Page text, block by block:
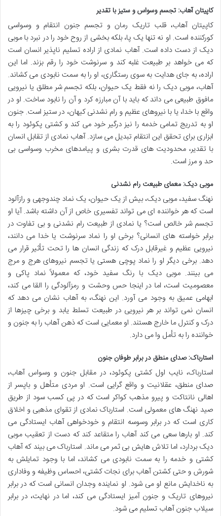
کاپیتان آهاب: تجسم وسواس و ستیز با تقدیر
کاپیتان آهاب، قلب تاریک رمان و تجسم جنون انتقام و وسواسی
کورکننده است. او نه تنها یک پا، بلکه بخشی از روح خود را در نبرد با موبی
دیک از دست داده است. آهاب نمادی از اراده تسلیم ناپذیر انسان است
که می خواهد بر طبیعت غلبه کند و سرنوشت خود را رقم بزند. اما این
اراده، به جای هدایت به سوی رستگاری، او را به سمت نابودی می کشاند.
آهاب، موبی دیک را نه فقط یک حیوان، بلکه تجسم شر مطلق یا نیرویی
مافوق طبیعی می داند که باید با آن مبارزه کرد و آن را نابود ساخت. او در
واقع با خدا، یا با نیروهای عظیم و رام نشدنی کیهان، در ستیز است. جنون
او به تدریج تمامی خدمه را نیز درگیر خود می کند و کشتی پکوئود را به
ابزاری برای تحقق این انتقام تبدیل می سازد. آهاب نمادی از تقابل انسان
با تقدیر، محدودیت های قدرت بشری و پیامدهای مخرب وسواسی بی
حد و مرز است.
موبی دیک: معمای طبیعت رام نشدنی
نهنگ سفید، موبی دیک، بیش از یک حیوان، یک نماد چندوجهی و رازآلود
است که هر خواننده ای می تواند تفسیری خاص از آن داشته باشد. آیا او
تجسم شر خالص است؟ یا نمادی از طبیعت رام نشدنی و بی تفاوت در
برابر خواسته های انسانی؟ برخی او را نماد سرنوشت یا خدا می دانند،
نیرویی عظیم و غیرقابل درک که زندگی انسان ها را تحت تأثیر قرار می
دهد. برخی دیگر او را نماد پوچی هستی یا تجسم نیروهای هرج و مرج
می بینند. موبی دیک با رنگ سفید خود، که معمولاً نماد پاکی و
معصومیت است، اما در اینجا حس وحشت و رمزآلودگی را القا می کند،
ابهامی عمیق به وجود می آورد. این نهنگ، به آهاب نشان می دهد که
انسان نمی تواند بر هر نیرویی در طبیعت تسلط یابد و برخی چیزها از
درک و کنترل ما خارج هستند. او معمایی است که ذهن آهاب را به جنون و
خواننده را به تأمل وا می دارد.
استارباک: صدای منطق در برابر طوفان جنون
استارباک، نایب اول کشتی پکوئود، در مقابل جنون و وسواس آهاب،
صدای منطق، عقلانیت و واقع گرایی است. او مردی متأهل و باپسر از
اهالی نانتاکت و پیرو مذهب کواکر است که در پی کسب سود از طریق
صید نهنگ های معمولی است. استارباک نمادی از تقوای مذهبی و اخلاق
کاری است که در برابر وسوسه انتقام و خودخواهی آهاب ایستادگی می
کند. او بارها سعی می کند آهاب را متقاعد کند که دست از تعقیب موبی
دیک بردارد، اما تلاش هایش بی ثمر می ماند. استارباک می بیند که آهاب
کشتی و خدمه را به سمت نابودی می کشاند، اما با وجود تمایلش به
شورش و حتی کشتن آهاب برای نجات کشتی، احساس وظیفه و وفاداری
به ناخدایش مانع او می شود. او نماینده وجدان انسانی است که در برابر
نیروهای تاریک و جنون آمیز ایستادگی می کند، اما در نهایت، در برابر
سیلاب جنون آهاب تسلیم می شود.